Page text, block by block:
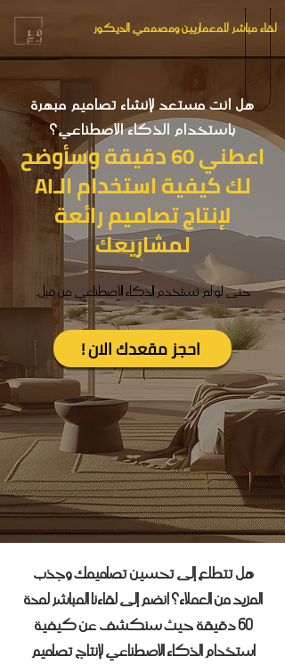
لقاء مباشر للمعماريين ومصممي الديكور
هل أنت مستعد لإنشاء تصاميم مبهرة
باستخدام الذكاء الاصطناعي؟
اعطني 60 دقيقة وسأوضح
لك كيفية استخدام الـAI
لإنتاج تصاميم رائعة
لمشاريعك
حتى لو لم تستخدم الذكاء الاصطناعي من قبل.
! احجز مقعدك الان
هل تتطلع إلى تحسين تصاميمك وجذب
المزيد من العملاء؟ انضم إلى لقاءنا المباشر لمدة
60 دقيقة حيث سنكشف عن كيفية
استخدام الذكاء الاصطناعي لإنتاج تصاميم